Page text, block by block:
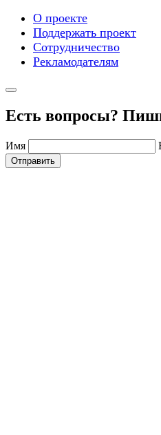
О проекте
Поддержать проект
Сотрудничество
Рекламодателям
Есть вопросы?
Имя